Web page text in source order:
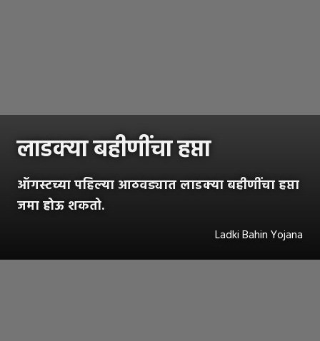
लाडक्या बहीणींचा हप्ता
ऑगस्टच्या पहिल्या आठवड्यात लाडक्या बहीणींचा हप्ता
जमा होऊ शकतो.
Ladki Bahin Yojana